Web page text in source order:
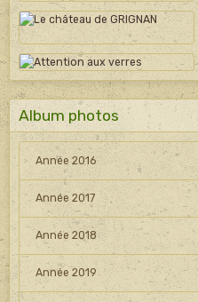
Album photos
Année 2016
Année 2017
Année 2018
Année 2019